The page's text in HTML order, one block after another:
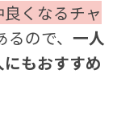
くなるチャ
るので、一人
もおすすめ